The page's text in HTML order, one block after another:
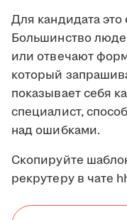
Для кандидата
Большинство
или отвечают
который
показывает себя
специалист,
над ошибками.
Скопируйте
рекрутеру в чате